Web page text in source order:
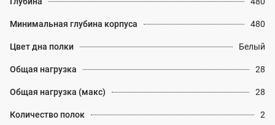
Минимальная глубина корпуса 480
Цвет дна полки Белый
Общая нагрузка 28
Общая нагрузка (макс) 28
Количество полок 2